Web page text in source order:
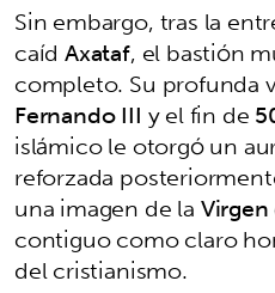
Sin embargo, tras la
caídAxataf, el bastión
completo. Su profunda
Fernando III y el fin de
islámico le otorgó un
reforzada
una imagen de la
contiguo como claro
del cristianismo.